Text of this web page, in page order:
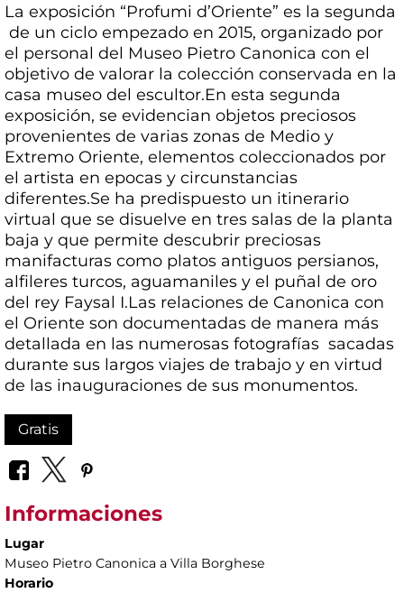
La exposición “Profumi d’Oriente” es la segunda
de un ciclo empezado en 2015, organizado por
el personal del Museo Pietro Canonica con el
objetivo de valorar la colección conservada en la
casa museo del escultor.En esta segunda
exposición, se evidencian objetos preciosos
provenientes de varias zonas de Medio y
Extremo Oriente, elementos coleccionados por
el artista en epocas y circunstancias
diferentes.Se ha predispuesto un itinerario
virtual que se disuelve en tres salas de la planta
baja y que permite descubrir preciosas
manifacturas como platos antiguos persianos,
alfileres turcos, aguamaniles y el puñal de oro
del rey Faysal I.Las relaciones de Canonica con
el Oriente son documentadas de manera más
detallada en las numerosas fotografías sacadas
durante sus largos viajes de trabajo y en virtud
de las inauguraciones de sus monumentos.
Gratis
Informaciones
Lugar
Museo Pietro Canonica a Villa Borghese
Horario